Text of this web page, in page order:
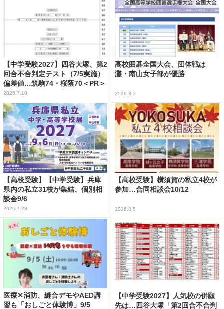
【中学受験2027】四谷大塚、第2
回合不合判定テスト（7/5実施）
偏差値…筑駒74・桜蔭70＜PR＞
2026.7.10
高校囲碁全国大会、団体戦は
灘・南山女子部が優勝
2026.8.5
【高校受験】【中学受験】兵庫
県内の私立31校が集結、個別相
談会9/6
2026.7.28
【高校受験】横須賀の私立4校が
参加…合同相談会10/12
2026.8.5
医療✕消防、縫合デモやAED講
習も「おしごと体験博」9/5
【中学受験2027】人気校の併願
先は…四谷大塚「第2回合不合判